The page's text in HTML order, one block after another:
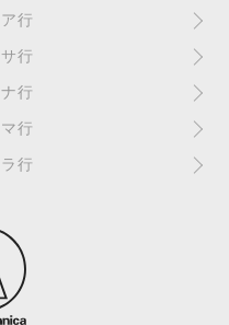
ア行
RPM(33,45)
赤盤
アセテート盤
EPアダプター
インシュレーター
インナースリーブ
ウォーターダメージ
内袋
サ行
サイン
CDJ
シールド盤
シュリンク残存
白盤
針圧
スクラッチ
ナ行
2枚使い
ン）
マ行
マスターテンポ
マトリックス番号
未開封
ミキサー
耳
ラ行
リイシュー / 再発
リミックス
ループ
ループ溝/ロックド・グルーヴ/